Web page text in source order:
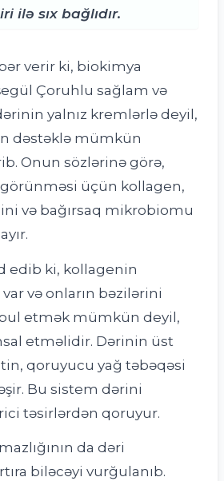
ilə sıx bağlıdır.
verir ki, biokimya
Çoruhlu sağlam və
yalnız kremlərlə deyil,
dəstəklə mümkün
Onun sözlərinə görə,
üçün kollagen,
və bağırsaq mikrobiomu
edib ki, kollagenin
və onların bəzilərini
etmək mümkün deyil,
etməlidir. Dərinin üst
qoruyucu yağ təbəqəsi
Bu sistem dərini
təsirlərdən qoruyur.
da dəri
biləcəyi vurğulanıb.